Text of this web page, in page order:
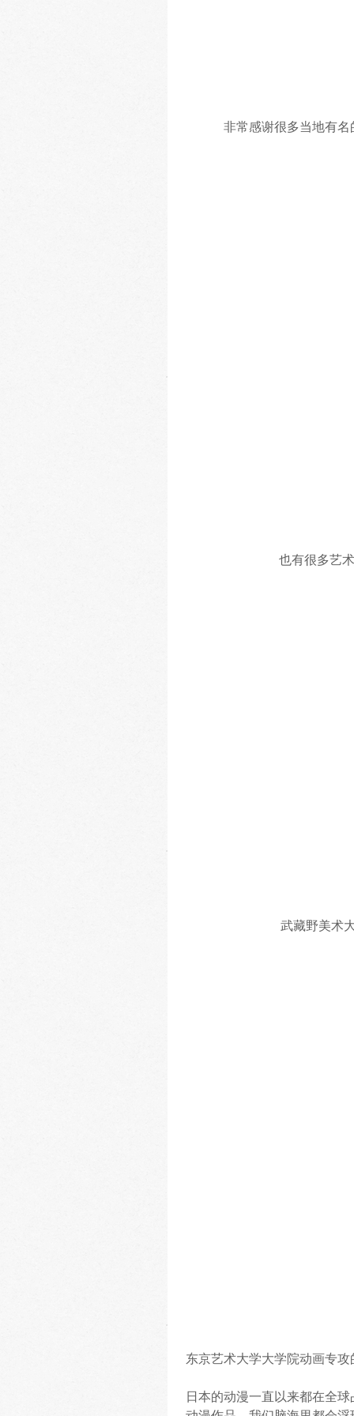
非常感谢很多当地有
也有很多艺
武藏野美术
东京艺术大学大学院动画专
日本的动漫一直以来都在全